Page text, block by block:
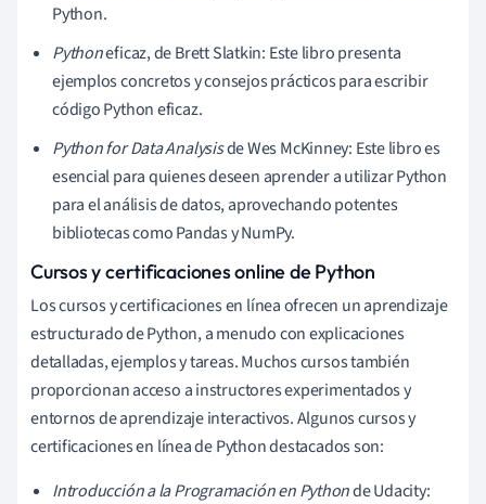
Python.
Pythoneficaz, de Brett Slatkin: Este libro presenta
ejemplos concretos y consejos prácticos para escribir
código Python eficaz.
Python for Data Analysisde Wes McKinney: Este libro es
esencial para quienes deseen aprender a utilizar Python
para el análisis de datos, aprovechando potentes
bibliotecas como Pandas y NumPy.
Cursos y certificaciones online de Python
Los cursos y certificaciones en línea ofrecen un aprendizaje
estructurado de Python, a menudo con explicaciones
detalladas, ejemplos y tareas. Muchos cursos también
proporcionan acceso a instructores experimentados y
entornos de aprendizaje interactivos. Algunos cursos y
certificaciones en línea de Python destacados son:
Introducción a la Programación en Pythonde Udacity: